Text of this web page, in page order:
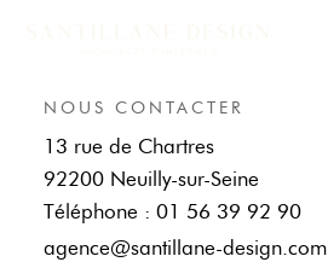
NOUS CONTACTER
13 rue de Chartres
92200 Neuilly-sur-Seine
Téléphone : 01 56 39 92 90
agence@santillane-design.com